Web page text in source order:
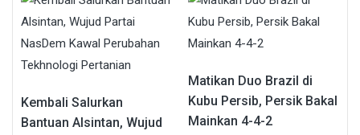
Kembali Salurkan
Bantuan Alsintan, Wujud
Matikan Duo Brazil di
Kubu Persib, Persik Bakal
Mainkan 4-4-2